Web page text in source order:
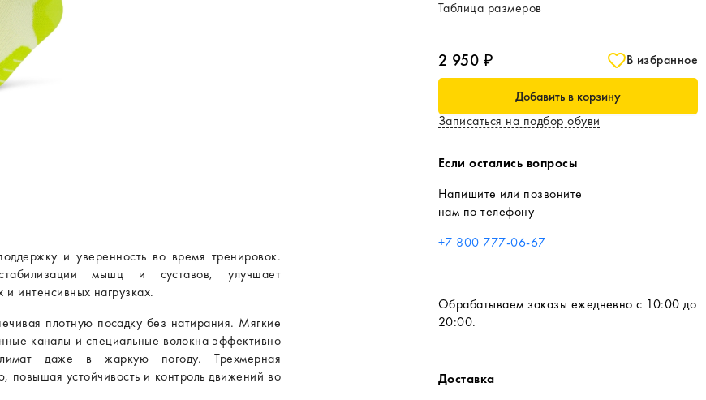
и уверенность во время тренировок.
мышц и суставов, улучшает
и интенсивных нагрузках.
плотную посадку без натирания. Мягкие
каналы и специальные волокна эффективно
даже в жаркую погоду. Трехмерная
повышая устойчивость и контроль движений во
Таблица размеров
2 950 ₽ В избранное
Добавить в корзину
Записаться на подбор обуви
Если остались вопросы
Напишите или позвоните
нам по телефону
+7 800 777-06-67
Обрабатываем заказы ежедневно с 10:00 до
20:00.
Доставка